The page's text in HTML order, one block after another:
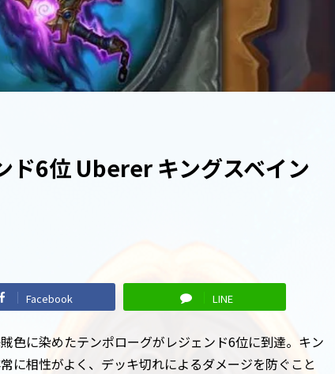
ド6位 Uberer キングスベイン
Facebook LINE
色に染めたテンポローグがレジェンド6位に到達。キン
に相性がよく、デッキ切れによるダメージを防ぐこと